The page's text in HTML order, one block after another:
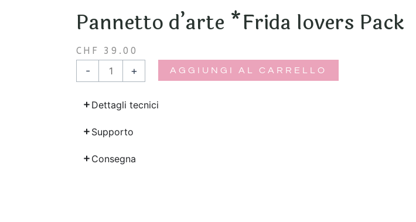
Pannetto d’arte *Frida lovers Pack
CHF 39.00
-
Pannetto
d'arte
lovers
Pack
+ AGGIUNGI AL CARRELLO
Dettagli tecnici
Supporto
Consegna